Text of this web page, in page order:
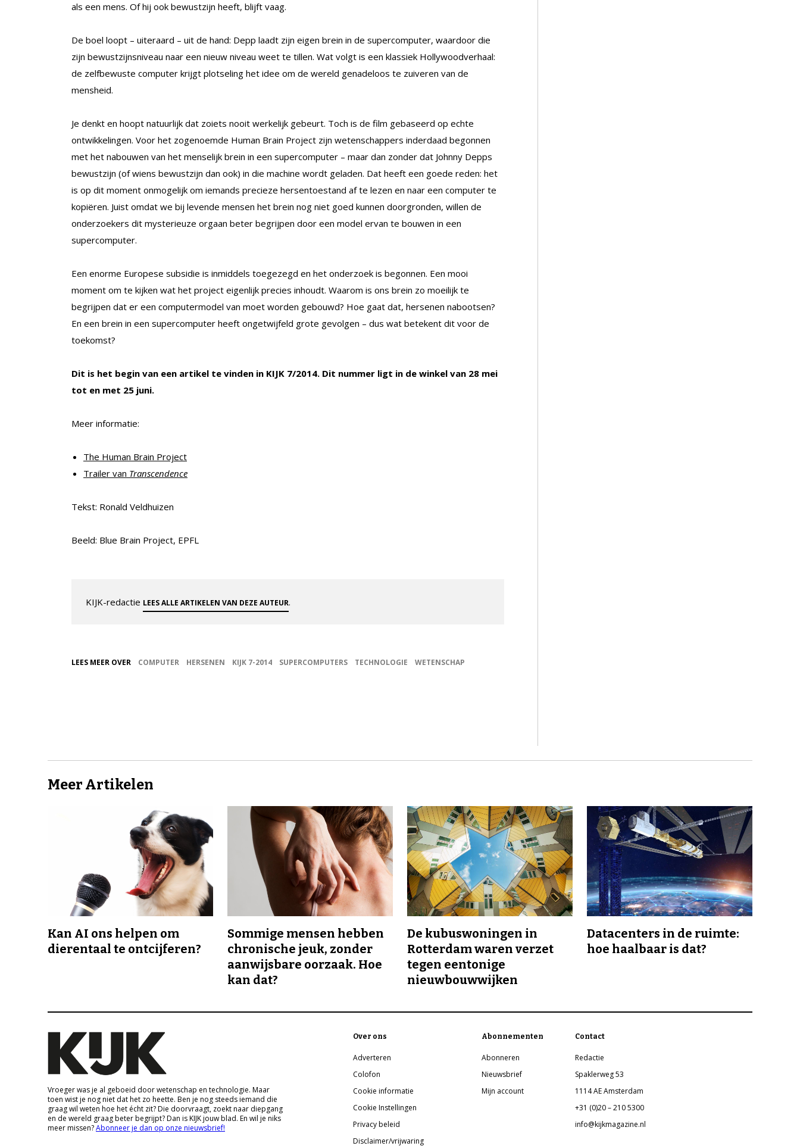
als een mens. Of hij ook bewustzijn heeft, blijft vaag.
De boel loopt – uiteraard – uit de hand: Depp laadt zijn eigen brein in de supercomputer, waardoor die
zijn bewustzijnsniveau naar een nieuw niveau weet te tillen. Wat volgt is een klassiek Hollywoodverhaal:
de zelfbewuste computer krijgt plotseling het idee om de wereld genadeloos te zuiveren van de
mensheid.
Je denkt en hoopt natuurlijk dat zoiets nooit werkelijk gebeurt. Toch is de film gebaseerd op echte
ontwikkelingen. Voor het zogenoemde Human Brain Project zijn wetenschappers inderdaad begonnen
met het nabouwen van het menselijk brein in een supercomputer – maar dan zonder dat Johnny Depps
bewustzijn (of wiens bewustzijn dan ook) in die machine wordt geladen. Dat heeft een goede reden: het
is op dit moment onmogelijk om iemands precieze hersentoestand af te lezen en naar een computer te
kopiëren. Juist omdat we bij levende mensen het brein nog niet goed kunnen doorgronden, willen de
onderzoekers dit mysterieuze orgaan beter begrijpen door een model ervan te bouwen in een
supercomputer.
Een enorme Europese subsidie is inmiddels toegezegd en het onderzoek is begonnen. Een mooi
moment om te kijken wat het project eigenlijk precies inhoudt. Waarom is ons brein zo moeilijk te
begrijpen dat er een computermodel van moet worden gebouwd? Hoe gaat dat, hersenen nabootsen?
En een brein in een supercomputer heeft ongetwijfeld grote gevolgen – dus wat betekent dit voor de
toekomst?
Dit is het begin van een artikel te vinden in KIJK 7/2014. Dit nummer ligt in de winkel van 28 mei
tot en met 25 juni.
Meer informatie:
The Human Brain Project
Trailer van Transcendence
Tekst: Ronald Veldhuizen
Beeld: Blue Brain Project, EPFL
KIJK-redactie LEES ALLE ARTIKELEN VAN DEZE AUTEUR.
LEES MEER OVER COMPUTER HERSENEN KIJK 7-2014 SUPERCOMPUTERS TECHNOLOGIE WETENSCHAP
Meer Artikelen
Kan AI ons helpen om
dierentaal te ontcijferen?
Sommige mensen hebben
chronische jeuk, zonder
aanwijsbare oorzaak. Hoe
kan dat?
De kubuswoningen in
Rotterdam waren verzet
tegen eentonige
nieuwbouwwijken
Datacenters in de ruimte:
hoe haalbaar is dat?
Vroeger was je al geboeid door wetenschap en technologie. Maar
toen wist je nog niet dat het zo heette. Ben je nog steeds iemand die
graag wil weten hoe het écht zit? Die doorvraagt, zoekt naar diepgang
en de wereld graag beter begrijpt? Dan is KIJK jouw blad. En wil je niks
meer missen?Abonneer je dan op onze nieuwsbrief!
Over ons
Adverteren
Colofon
Cookie informatie
Cookie Instellingen
Privacy beleid
Disclaimer/vrijwaring
Abonnementen
Abonneren
Nieuwsbrief
Mijn account
Contact
Redactie
Spaklerweg 53
1114 AE Amsterdam
+31 (0)20 – 210 5300
info@kijkmagazine.nl